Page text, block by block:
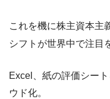
これを機に株主資本主
シフトが世界中で注目
Excel、紙の評価シー
ウド化。